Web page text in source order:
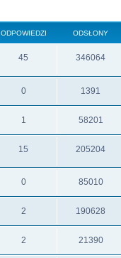
ODPOWIEDZI ODSŁONY
45 346064
0 1391
1 58201
15 205204
0 85010
2 190628
2 21390